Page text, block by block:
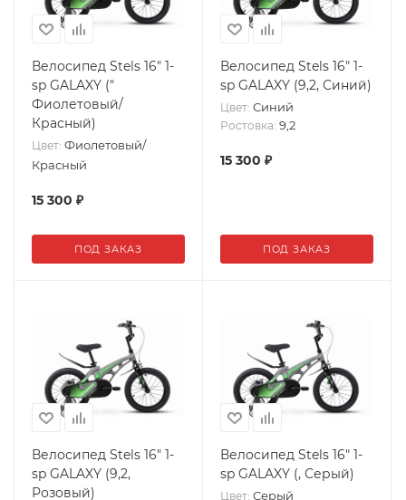
Велосипед Stels 16" 1-
sp GALAXY ("
Фиолетовый/
Красный)
Цвет: Фиолетовый/
Красный
15 300 ₽
ПОД ЗАКАЗ
Велосипед Stels 16" 1-
sp GALAXY (9,2, Синий)
Цвет: Синий
Ростовка: 9,2
15 300 ₽
ПОД ЗАКАЗ
Велосипед Stels 16" 1-
sp GALAXY (9,2,
Розовый)
Велосипед Stels 16" 1-
sp GALAXY (, Серый)
Цвет: Серый